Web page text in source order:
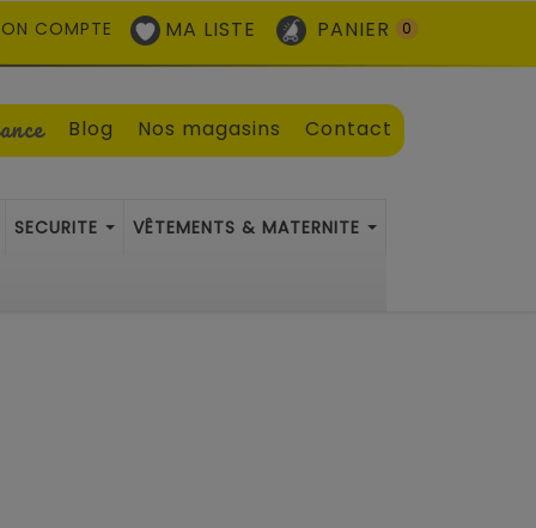
COMPTE MA LISTE PANIER 0
Blog Nos magasins Contact
SECURITE VÊTEMENTS & MATERNITE